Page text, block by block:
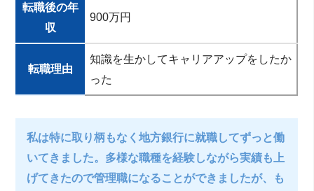
転職後の年
収
900万円
転職理由
知識を生かしてキャリアアップをしたか
った
私は特に取り柄もなく地方銀行に就職してずっと働
いてきました。多様な職種を経験しながら実績も上
げてきたので管理職になることができましたが、も